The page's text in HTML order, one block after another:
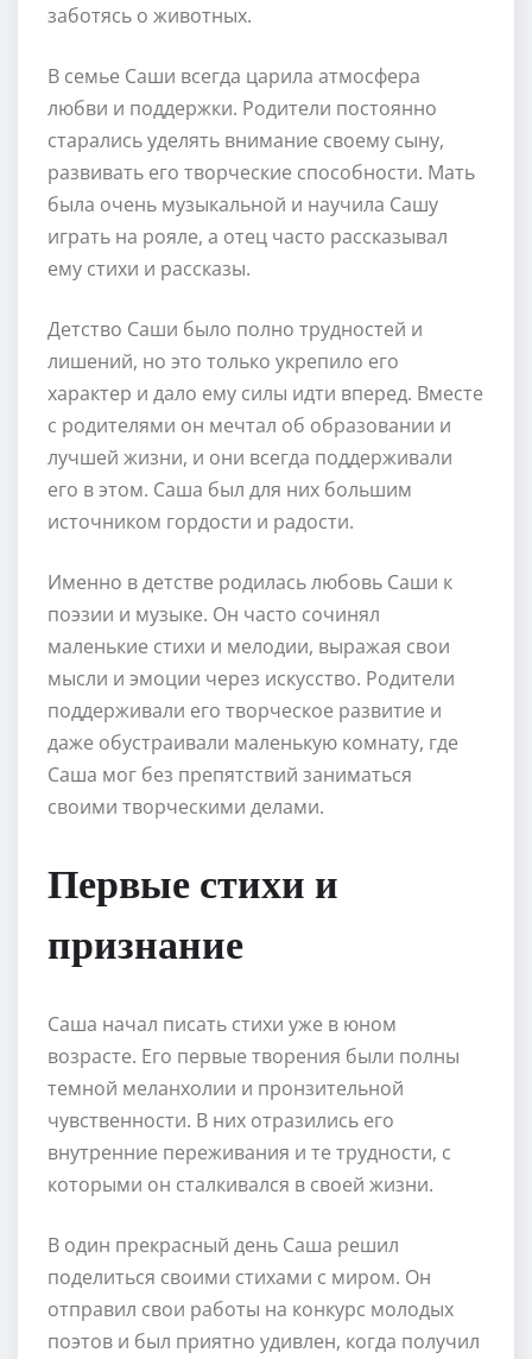
заботясь о животных.
В семье Саши всегда царила атмосфера
любви и поддержки. Родители постоянно
старались уделять внимание своему сыну,
развивать его творческие способности. Мать
была очень музыкальной и научила Сашу
играть на рояле, а отец часто рассказывал
ему стихи и рассказы.
Детство Саши было полно трудностей и
лишений, но это только укрепило его
характер и дало ему силы идти вперед. Вместе
с родителями он мечтал об образовании и
лучшей жизни, и они всегда поддерживали
его в этом. Саша был для них большим
источником гордости и радости.
Именно в детстве родилась любовь Саши к
поэзии и музыке. Он часто сочинял
маленькие стихи и мелодии, выражая свои
мысли и эмоции через искусство. Родители
поддерживали его творческое развитие и
даже обустраивали маленькую комнату, где
Саша мог без препятствий заниматься
своими творческими делами.
Первые стихи и
признание
Саша начал писать стихи уже в юном
возрасте. Его первые творения были полны
темной меланхолии и пронзительной
чувственности. В них отразились его
внутренние переживания и те трудности, с
которыми он сталкивался в своей жизни.
В один прекрасный день Саша решил
поделиться своими стихами с миром. Он
отправил свои работы на конкурс молодых
поэтов и был приятно удивлен, когда получил